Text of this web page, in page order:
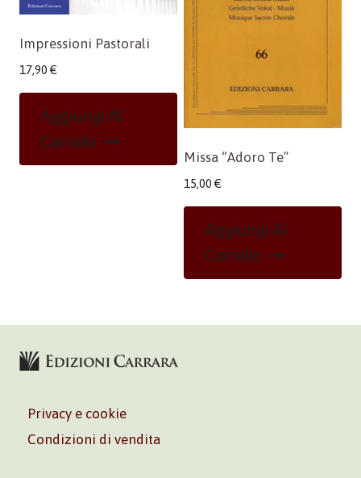
Impressioni Pastorali
17,90 €
Aggiungi Al
Carrello
Missa “Adoro Te”
15,00 €
Aggiungi Al
Carrello
Privacy e cookie
Condizioni di vendita